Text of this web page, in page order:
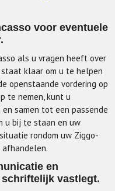
voor eventuele
als u vragen heeft over
klaar om u te helpen
openstaande vordering op
te nemen, kunt u
samen tot een passende
u bij te staan en uw
rondom uw Ziggo-
en
vastlegt.